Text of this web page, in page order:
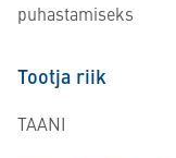
puhastamiseks
Tootja riik
TAANI